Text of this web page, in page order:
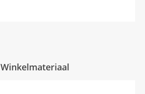
Winkelmateriaal